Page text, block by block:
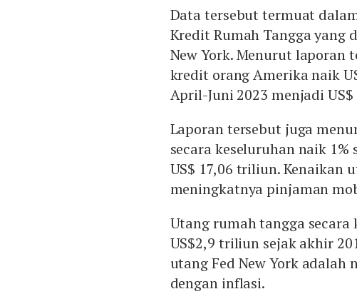
Data tersebut termuat
Kredit Rumah Tangga yang
New York. Menurut laporan
kredit orang Amerika naik
April-Juni 2023 menjadi
Laporan tersebut juga
secara keseluruhan naik
US$ 17,06 triliun. Kenaikan
meningkatnya pinjaman
Utang rumah tangga
US$2,9 triliun sejak akhir
utang Fed New York
dengan inflasi.